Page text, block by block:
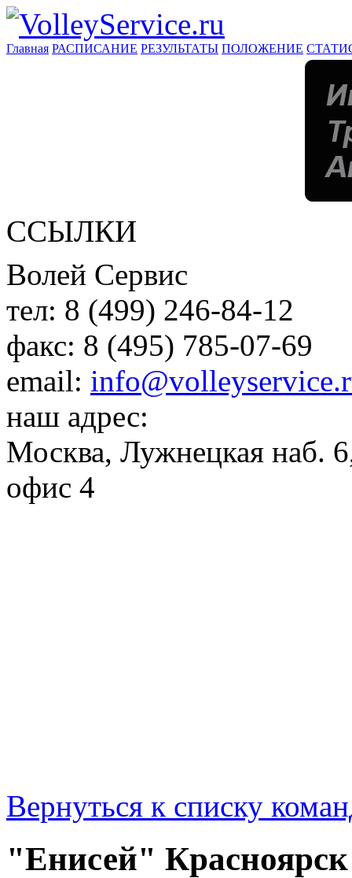
Главная РАСПИСАНИЕ РЕЗУЛЬТАТЫ ПОЛОЖЕНИЕ
ССЫЛКИ
Волей Сервис
тел: 8 (499) 246-84-12
факс: 8 (495) 785-07-69
email:
наш адрес:
Москва, Лужнецкая наб.
офис 4
Вернуться к списку
"Енисей" Красноярск